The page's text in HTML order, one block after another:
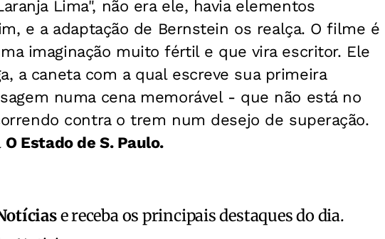
Lima", não era ele, havia elementos
e a adaptação de Bernstein os realça. O filme é
imaginação muito fértil e que vira escritor. Ele
a caneta com a qual escreve sua primeira
numa cena memorável - que não está no
contra o trem num desejo de superação.
O Estado de S. Paulo.
e receba os principais destaques do dia.